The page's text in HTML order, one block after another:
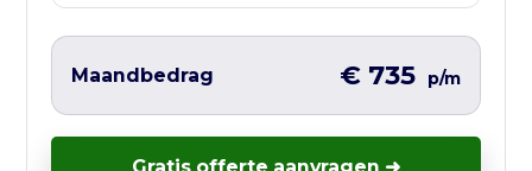
Liever direct contact?
wij nemen zo snel mogelijk contact met
Maandbedrag € 735 p/m